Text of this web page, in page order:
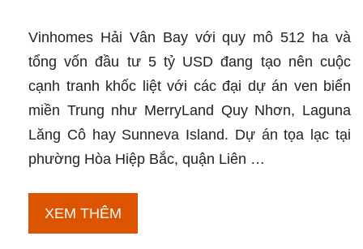
Vinhomes Hải Vân Bay với quy mô 512 ha và
tổng vốn đầu tư 5 tỷ USD đang tạo nên cuộc
cạnh tranh khốc liệt với các đại dự án ven biển
miền Trung như MerryLand Quy Nhơn, Laguna
Lăng Cô hay Sunneva Island. Dự án tọa lạc tại
phường Hòa Hiệp Bắc, quận Liên …
XEM THÊM
Sánh